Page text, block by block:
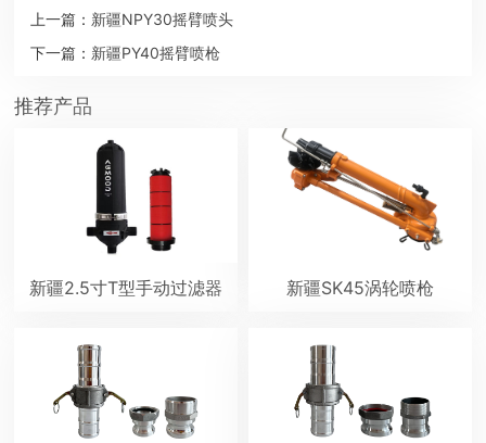
上一篇： 新疆NPY30摇臂喷头
下一篇： 新疆PY40摇臂喷枪
推荐产品
新疆2.5寸T型手动过滤器 新疆SK45涡轮喷枪